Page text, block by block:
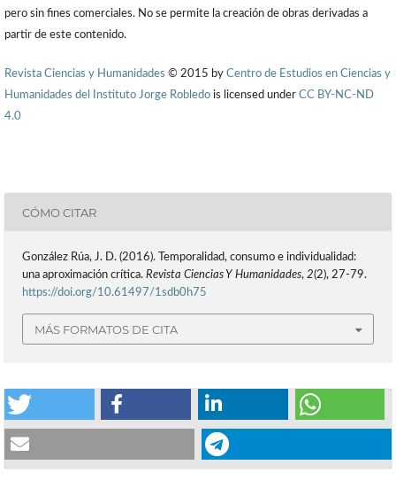
pero sin fines comerciales. No se permite la creación de obras derivadas a
partir de este contenido.
Revista Ciencias y Humanidades © 2015 by Centro de Estudios en Ciencias y
Humanidades del Instituto Jorge Robledo is licensed under CC BY-NC-ND
4.0
CÓMO CITAR
González Rúa, J. D. (2016). Temporalidad, consumo e individualidad:
una aproximación crítica. Revista Ciencias Y Humanidades, 2(2), 27-79.
https://doi.org/10.61497/1sdb0h75
MÁS FORMATOS DE CITA